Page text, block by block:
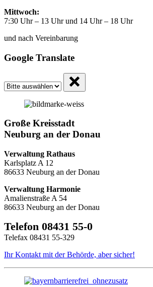
Mittwoch:
7:30 Uhr – 13 Uhr und 14 Uhr – 18 Uhr
und nach Vereinbarung
Google Translate
Große Kreisstadt
Neuburg an der Donau
Verwaltung Rathaus
Karlsplatz A 12
86633 Neuburg an der Donau
Verwaltung Harmonie
Amalienstraße A 54
86633 Neuburg an der Donau
Telefon 08431 55-0
Telefax 08431 55-329
Ihr Kontakt mit der Behörde, aber sicher!